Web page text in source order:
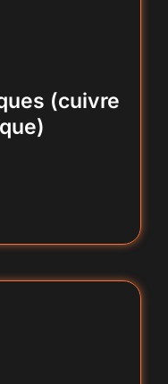
(cuivre
de brassage,